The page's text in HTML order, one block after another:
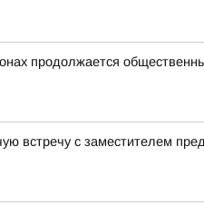
продолжается
встречу с заместителем